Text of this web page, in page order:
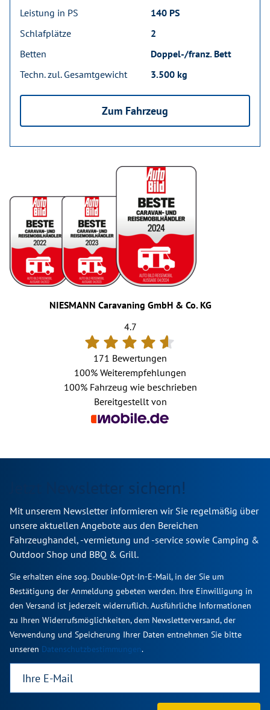
Leistung in PS
140 PS
Schlafplätze
2
Betten
Doppel-/franz. Bett
Techn. zul. Gesamtgewicht
3.500 kg
Zum Fahrzeug
NIESMANN Caravaning GmbH & Co. KG
4.7
171 Bewertungen
100% Weiterempfehlungen
100%Fahrzeug wie beschrieben
Bereitgestellt von
Jetzt Newsletter sichern!
Mit unserem Newsletter informieren wir Sie regelmäßig über
unsere aktuellen Angebote aus den Bereichen
Fahrzeughandel, -vermietung und -service sowie Camping &
Outdoor Shop und BBQ & Grill.
Sie erhalten eine sog. Double-Opt-In-E-Mail, in der Sie um
Bestätigung der Anmeldung gebeten werden. Ihre Einwilligung in
den Versand ist jederzeit widerruflich. Ausführliche Informationen
zu Ihren Widerrufsmöglichkeiten, dem Newsletterversand, der
Verwendung und Speicherung Ihrer Daten entnehmen Sie bitte
unseren Datenschutzbestimmungen.